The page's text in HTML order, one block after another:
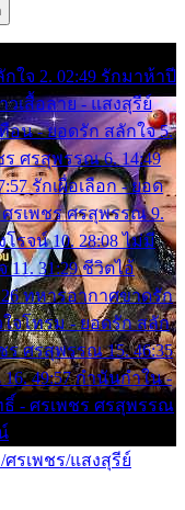
ใจ 2. 02:49 รักมาห้าปี
วเสื้อลาย - แสงสุรีย์
อน - ยอดรัก สลักใจ 5.
ศรสุพรรณ 6. 14:49
รักเผื่อเลือก - ยอด
ศรเพชร ศรสุพรรณ 9.
รจน์ 10. 28:08 ไม่มี
11. 31:29 ชีวิตไอ้
ทหารอากาศขาดรัก
ใจโทรม - ยอดรัก สลัก
ร ศรสุพรรณ 15. 46:35
49:57 กำนันกำใน -
ธิ์ - ศรเพชร ศรสุพรรณ
รเพชร/แสงสุรีย์